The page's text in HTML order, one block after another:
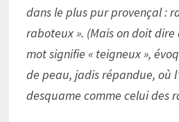
dans le plus pur provençal :
raboteux ». (Mais on doit dire
mot signifie « teigneux »,
de peau, jadis répandue, où
desquame comme celui des